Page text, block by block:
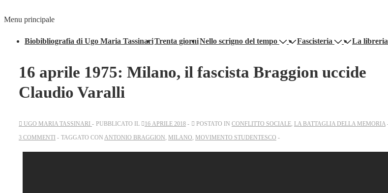
Menu principale
Biobibliografia di Ugo Maria TassinariTrenta giorniNello scrigno del tempo Fascisteria La libreria
16 aprile 1975: Milano, il fascista Braggion uccide
Claudio Varalli
UGO MARIA TASSINARI PUBBLICATO IL 16 APRILE 2018 POSTATO IN CONFLITTO SOCIALE LA BATTAGLIA DELLA MEMORIA
3 COMMENTI
TAGGATO CON ANTONIO BRAGGION MILANO MOVIMENTO STUDENTESCO